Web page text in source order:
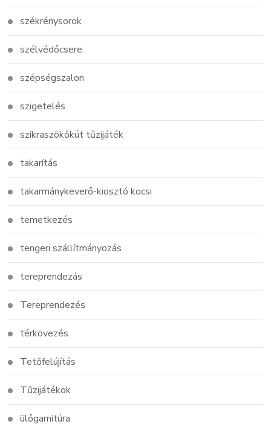
székrénysorok
szélvédőcsere
szépségszalon
szigetelés
szikraszökőkút tűzijáték
takarítás
takarmánykeverő-kiosztó kocsi
temetkezés
tengeri szállítmányozás
tereprendezás
Tereprendezés
térkövezés
Tetőfelújítás
Tűzijátékok
ülőgarnitúra